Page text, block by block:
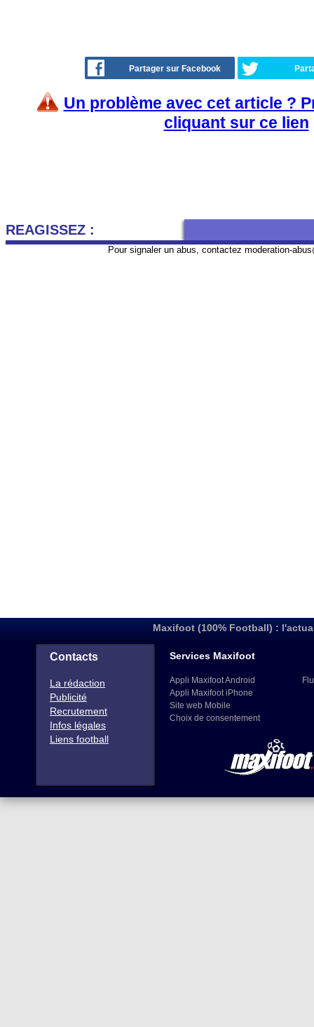
Partager sur Facebook
Un problème avec cet article ?
cliquant sur ce lien
REAGISSEZ :
Pour signaler un abus, contactez moderation-
Maxifoot (100% Football) :
Contacts
La rédaction
Publicité
Recrutement
Infos légales
Liens football
Services Maxifoot
Appli Maxifoot Android
Appli Maxifoot iPhone
Site web Mobile
Choix de consentement